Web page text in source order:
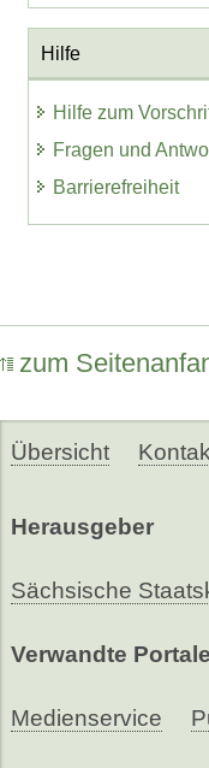
Hilfe
Hilfe zum
Fragen und
Barrierefreiheit
zum
Übersicht
Herausgeber
Sächsische
Verwandte Portale
Medienservice